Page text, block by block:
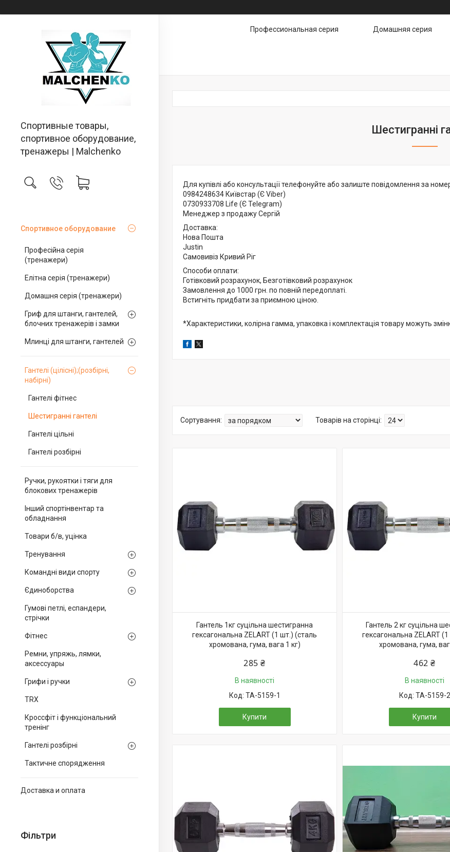
Спортивные товары,
спортивное оборудование,
тренажеры | Malchenko
Спортивное оборудование
Професійна серія
(тренажери)
Елітна серія (тренажери)
Домашня серія (тренажери)
Гриф для штанги, гантелей,
блочних тренажерів і замки
Млинці для штанги, гантелей
Гантелі (цілісні);(розбірні,
набірні)
Гантелі фітнес
Шестигранні гантелі
Гантелі цільні
Гантелі розбірні
Ручки, рукоятки і тяги для
блокових тренажерів
Інший спортінвентар та
обладнання
Товари б/в, уцінка
Тренування
Командні види спорту
Єдиноборства
Гумові петлі, еспандери,
стрічки
Фітнес
Ремни, упряжь, лямки,
аксессуары
Грифи і ручки
TRX
Кроссфіт і функціональний
тренінг
Гантелі розбірні
Тактичне спорядження
Доставка и оплата
Фільтри
Профессиональная серия Домашняя серия
Шестигранні
Для купівлі або консультації телефонуйте або залиште повідомлення за
0984248634 Київстар (Є Viber)
0730933708 Life (Є Telegram)
Менеджер з продажу Сергій
Доставка:
Нова Пошта
Justin
Самовивіз Кривий Ріг
Способи оплати:
Готівковий розрахунок, Безготівковий розрахунок
Замовлення до 1000 грн. по повній передоплаті.
Встигніть придбати за приємною ціною.
*Характеристики, колірна гамма, упаковка і комплектація товару можуть
Гантель 1кг суцільна шестигранна
гексагональна ZELART (1 шт.) (сталь
хромована, гума, вага 1 кг)
285 ₴
В наявності
TA-5159-1
Купити
Гантель 2 кг суцільна
гексагональна ZELART
хромована, гума,
462 ₴
В наявності
TA-5159-2
Купити